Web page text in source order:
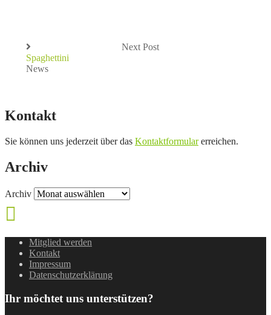
Next Post
Spaghettini
News
Kontakt
Sie können uns jederzeit über das Kontaktformularerreichen.
Archiv
Archiv
Mitglied werden
Kontakt
Impressum
Datenschutzerklärung
Ihr möchtet uns unterstützen?